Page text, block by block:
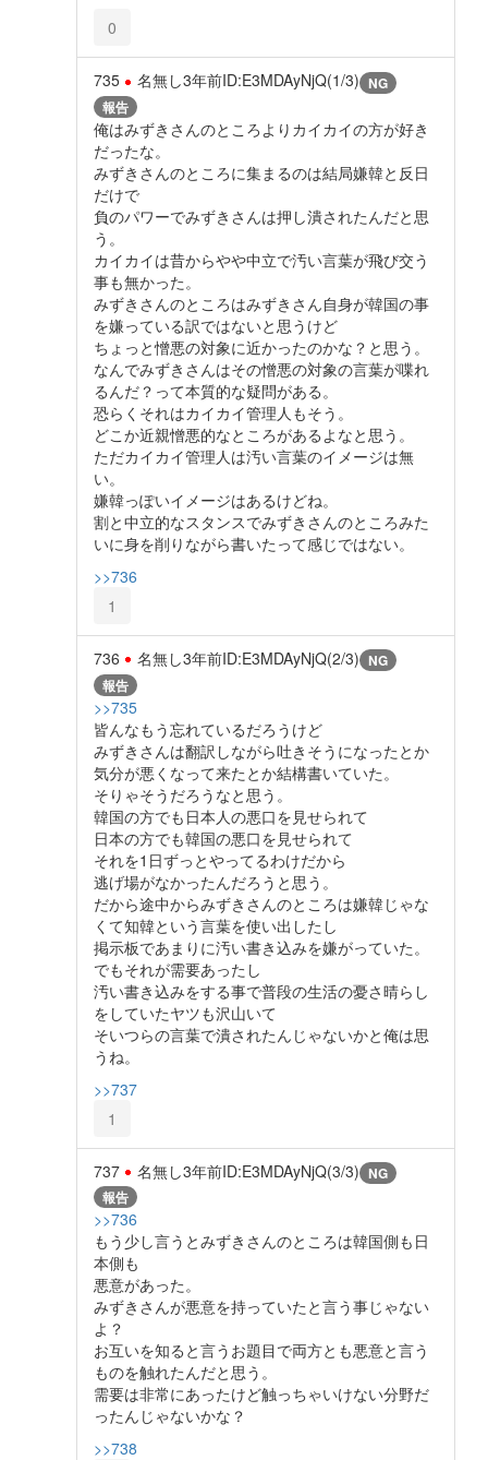
0
735 名無し3年前ID:E3MDAyNjQ(1/3) NG
報告
俺はみずきさんのところよりカイカイの方が好き
だったな。
みずきさんのところに集まるのは結局嫌韓と反日
だけで
負のパワーでみずきさんは押し潰されたんだと思
う。
カイカイは昔からやや中立で汚い言葉が飛び交う
事も無かった。
みずきさんのところはみずきさん自身が韓国の事
を嫌っている訳ではないと思うけど
ちょっと憎悪の対象に近かったのかな？と思う。
なんでみずきさんはその憎悪の対象の言葉が喋れ
るんだ？って本質的な疑問がある。
恐らくそれはカイカイ管理人もそう。
どこか近親憎悪的なところがあるよなと思う。
ただカイカイ管理人は汚い言葉のイメージは無
い。
嫌韓っぽいイメージはあるけどね。
割と中立的なスタンスでみずきさんのところみた
いに身を削りながら書いたって感じではない。
>>736
1
736 名無し3年前ID:E3MDAyNjQ(2/3) NG
報告
>>735
皆んなもう忘れているだろうけど
みずきさんは翻訳しながら吐きそうになったとか
気分が悪くなって来たとか結構書いていた。
そりゃそうだろうなと思う。
韓国の方でも日本人の悪口を見せられて
日本の方でも韓国の悪口を見せられて
それを1日ずっとやってるわけだから
逃げ場がなかったんだろうと思う。
だから途中からみずきさんのところは嫌韓じゃな
くて知韓という言葉を使い出したし
掲示板であまりに汚い書き込みを嫌がっていた。
でもそれが需要あったし
汚い書き込みをする事で普段の生活の憂さ晴らし
をしていたヤツも沢山いて
そいつらの言葉で潰されたんじゃないかと俺は思
うね。
>>737
1
737 名無し3年前ID:E3MDAyNjQ(3/3) NG
報告
>>736
もう少し言うとみずきさんのところは韓国側も日
本側も
悪意があった。
みずきさんが悪意を持っていたと言う事じゃない
よ？
お互いを知ると言うお題目で両方とも悪意と言う
ものを触れたんだと思う。
需要は非常にあったけど触っちゃいけない分野だ
ったんじゃないかな？
>>738